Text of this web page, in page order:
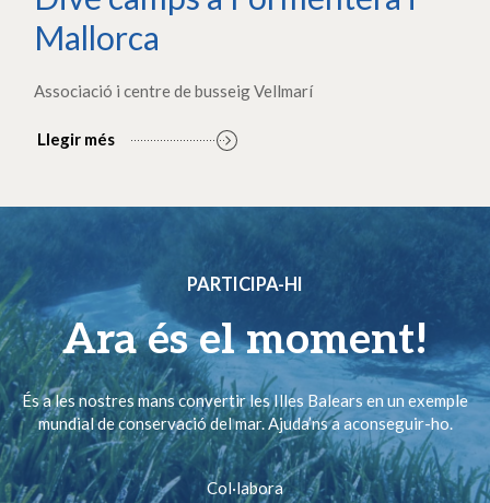
Mallorca
Associació i centre de busseig Vellmarí
Llegir més
PARTICIPA-HI
Ara és el moment!
És a les nostres mans convertir les Illes Balears en un exemple
mundial de conservació del mar. Ajuda’ns a aconseguir-ho.
Col·labora